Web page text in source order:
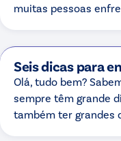
muitas pessoas
Seis dicas para
Olá, tudo bem?
sempre têm grande
também ter grandes